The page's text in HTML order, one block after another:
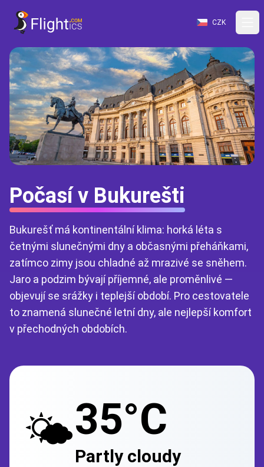
CZK
Počasí v Bukurešti
Bukurešť má kontinentální klima: horká léta s
četnými slunečnými dny a občasnými přeháňkami,
zatímco zimy jsou chladné až mrazivé se sněhem.
Jaro a podzim bývají příjemné, ale proměnlivé —
objevují se srážky i teplejší období. Pro cestovatele
to znamená slunečné letní dny, ale nejlepší komfort
v přechodných obdobích.
🌤️35°C
Partly cloudy